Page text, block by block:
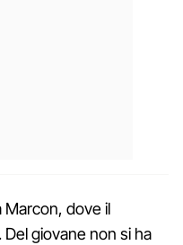
Marcon, dove il
giovane non si ha